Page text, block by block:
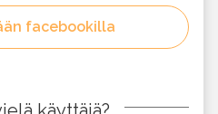
facebookilla